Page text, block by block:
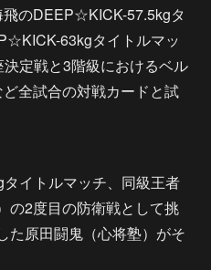
のDEEP☆KICK-57.5kgタ
63kgタイトルマッ
定戦と3階級におけるベル
全試合の対戦カードと試
イトルマッチ、同級王者
の2度目の防衛戦として挑
た原田闘鬼（心将塾）がそ